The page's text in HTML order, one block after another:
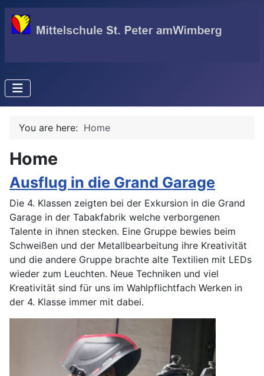
You are here: Home
Home
Ausflug in die Grand Garage
Die 4. Klassen zeigten bei der Exkursion in die Grand
Garage in der Tabakfabrik welche verborgenen
Talente in ihnen stecken. Eine Gruppe bewies beim
Schweißen und der Metallbearbeitung ihre Kreativität
und die andere Gruppe brachte alte Textilien mit LEDs
wieder zum Leuchten. Neue Techniken und viel
Kreativität sind für uns im Wahlpflichtfach Werken in
der 4. Klasse immer mit dabei.